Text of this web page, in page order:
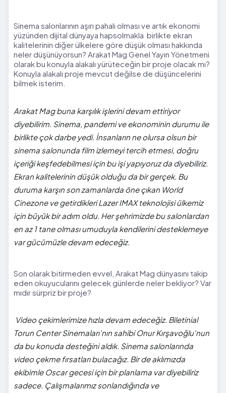
Sinema salonlarının aşırı pahalı olması ve artık ekonomi
yüzünden dijital dünyaya hapsolmakla birlikte ekran
kalitelerinin diğer ülkelere göre düşük olması hakkında
neler düşünüyorsun? Arakat Mag Genel Yayın Yönetmeni
olarak bu konuyla alakalı yürüteceğin bir proje olacak mı?
Konuyla alakalı proje mevcut değilse de düşüncelerini
bilmek isterim.
Arakat Mag buna karşılık işlerini devam ettiriyor
diyebilirim. Sinema, pandemi ve ekonominin durumu ile
birlikte çok darbe yedi. İnsanların ne olursa olsun bir
sinema salonunda film izlemeyi tercih etmesi, doğru
içeriği keşfedebilmesi için bu işi yapıyoruz da diyebiliriz.
Ekran kalitelerinin düşük olduğu da bir gerçek. Bu
duruma karşın son zamanlarda öne çıkan World
Cinezone ve getirdikleri Lazer IMAX teknolojisi ülkemiz
için büyük bir adım oldu. Her şehrimizde bu salonlardan
en az 1 tane olması umuduyla kendilerini desteklemeye
var gücümüzle devam edeceğiz.
Son olarak bitirmeden evvel, Arakat Mag dünyasını takip
eden okuyucularını gelecek günlerde neler bekliyor? Var
mıdır sürpriz bir proje?
Video çekimlerimize hızla devam edeceğiz. Biletinial
Torun Center Sinemaları'nın sahibi Onur Kırşavoğlu'nun
da bu konuda desteğini aldık. Sinema salonlarında
video çekme fırsatları bulacağız. Bir de aklımızda
ekibimle Oscar gecesi için bir planlama var diyebiliriz
sadece. Çalışmalarımız sonlandığında ve